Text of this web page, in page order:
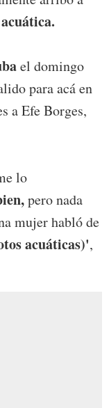
el domingo
para acá en
a Efe Borges,
lo
pero nada
mujer habló de
acuáticas)',